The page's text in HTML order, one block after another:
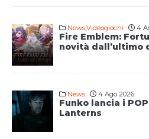
News,Videogiochi 4
Fire Emblem:
novità dall’ultimo
News 4 Ago 2026
Funko lancia i
Lanterns